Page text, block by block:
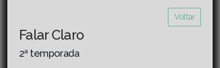
Voltar
Falar Claro
2ª temporada